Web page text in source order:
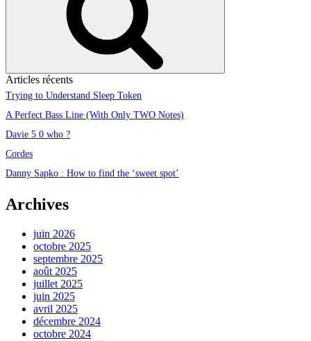
Articles récents
Trying to Understand Sleep Token
A Perfect Bass Line (With Only TWO Notes)
Davie 5 0 who ?
Cordes
Danny Sapko : How to find the ‘sweet spot’
Archives
juin 2026
octobre 2025
septembre 2025
août 2025
juillet 2025
juin 2025
avril 2025
décembre 2024
octobre 2024